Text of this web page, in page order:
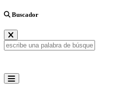
Buscador